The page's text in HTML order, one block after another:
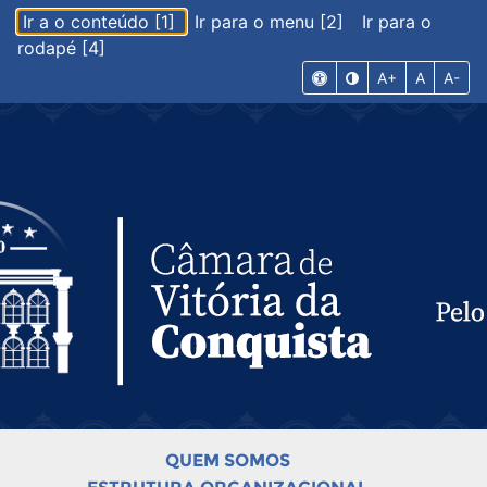
Ir a o conteúdo [1] Ir para o menu [2]
Ir para o
rodapé [4]
A+ A A-
QUEM SOMOS